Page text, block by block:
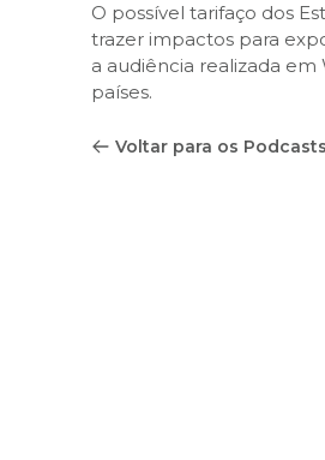
O possível tarifaço dos
trazer impactos para
a audiência realizada
países.
Voltar para os Podcasts